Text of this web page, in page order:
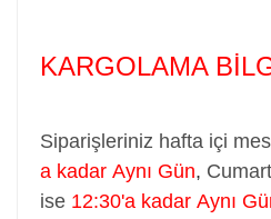
KARGOLAMA
Siparişleriniz hafta içi
a kadar Aynı Gün,
ise 12:30'a kadar Aynı